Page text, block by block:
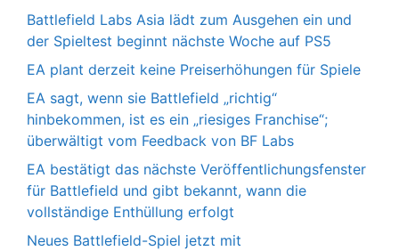
Battlefield Labs Asia lädt zum Ausgehen ein und
der Spieltest beginnt nächste Woche auf PS5
EA plant derzeit keine Preiserhöhungen für Spiele
EA sagt, wenn sie Battlefield „richtig“
hinbekommen, ist es ein „riesiges Franchise“;
überwältigt vom Feedback von BF Labs
EA bestätigt das nächste Veröffentlichungsfenster
für Battlefield und gibt bekannt, wann die
vollständige Enthüllung erfolgt
Neues Battlefield-Spiel jetzt mit